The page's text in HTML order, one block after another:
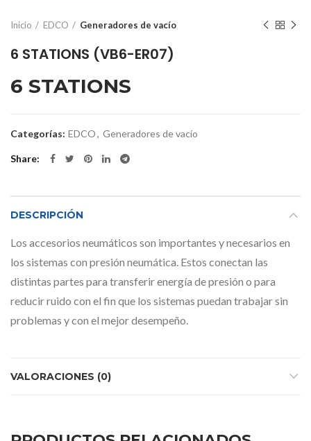
Inicio EDCO Generadores de vacío
6 STATIONS (VB6-ER07)
6 STATIONS
Categorías: EDCO, Generadores de vacío
Share
DESCRIPCIÓN
Los accesorios neumáticos son importantes y necesarios en
los sistemas con presión neumática. Estos conectan las
distintas partes para transferir energía de presión o para
reducir ruido con el fin que los sistemas puedan trabajar sin
problemas y con el mejor desempeño.
VALORACIONES (0)